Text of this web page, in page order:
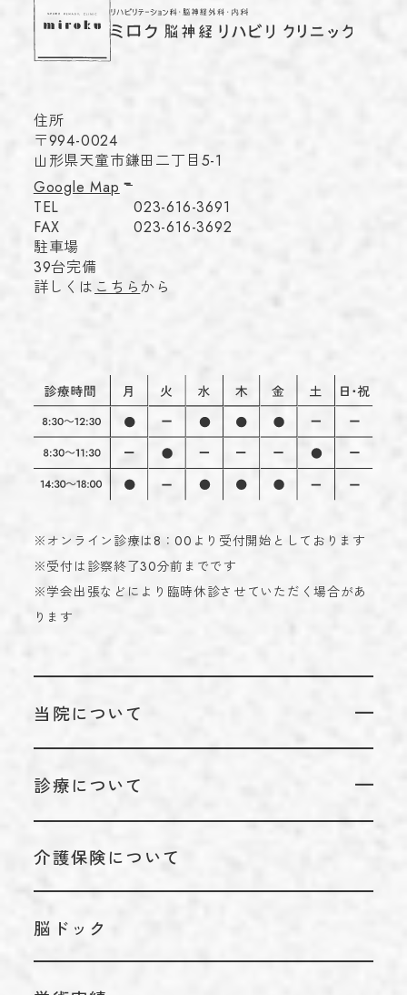
住所
〒994-0024
山形県天童市鎌田二丁目5-1
Google Map
TEL
023-616-3691
FAX
023-616-3692
駐車場
39台完備
詳しくは こちら から
※オンライン診療は8：00より受付開始としております
※受付は診察終了30分前までです
※学会出張などにより臨時休診させていただく場合があ
ります
当院について
代表のあいさつ
アクセス
診療について
リハビリテーション科
内科
介護保険について
脳ドック